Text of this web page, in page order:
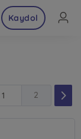
Kaydol
2